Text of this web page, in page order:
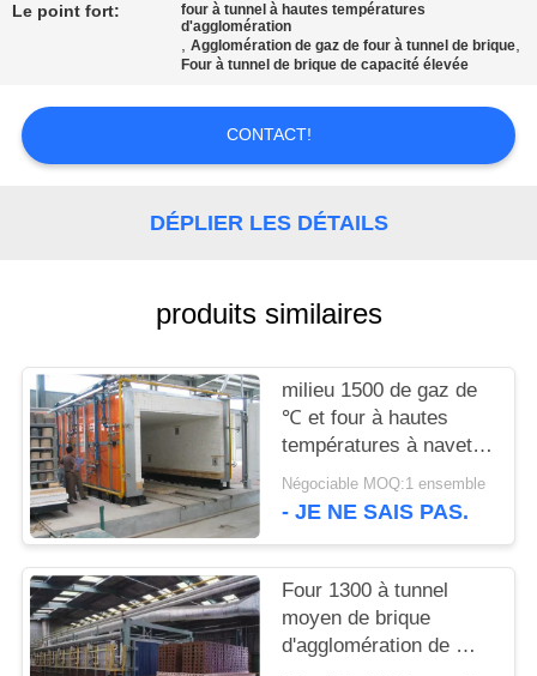
CONTRÔLE
LA
QUALITÉ
NOUVELLES
AFFAIRES
DEMANDEZ
UN DEVIS
PLAN
DU
SITE
Le point fort:
four à tunnel à hautes températures
d'agglomération
,Agglomération de gaz de four à tunnel de brique,
Four à tunnel de brique de capacité élevée
CONTACT!
DÉPLIER LES DÉTAILS
produits similaires
milieu 1500 de gaz de
℃ et four à hautes
températures à navette
de mise à feu
Négociable MOQ:1 ensemble
- JE NE SAIS PAS.
Four 1300 à tunnel
moyen de brique
d'agglomération de ℃